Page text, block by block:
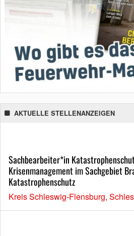
AKTUELLE STELLENANZEIGEN
Sachbearbeiter*in
Krisenmanagement im Sachgebiet
Katastrophenschutz
Kreis Schleswig-Flensburg,